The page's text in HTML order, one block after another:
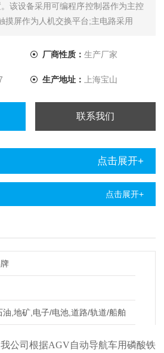
该设备采用可编程序控制器作为主控
摸屏作为人机交换平台;主电路采用
厂商性质： 生产厂家
生产地址： 上海宝山
联系我们
点击展开+
点击展开+
油,地矿,电子/电池,道路/轨道/船舶
公司根据AGV自动导航车用磷酸铁